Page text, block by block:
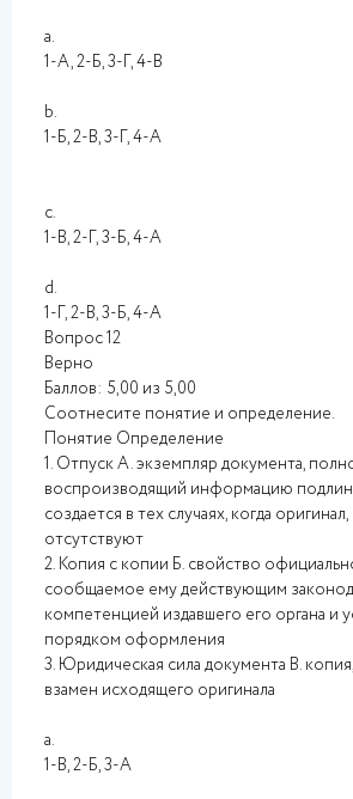
a.
1-А, 2-Б, 3-Г, 4-В
b.
1-Б, 2-В, 3-Г, 4-А
c.
1-В, 2-Г, 3-Б, 4-А
d.
1-Г, 2-В, 3-Б, 4-А
Вопрос 12
Верно
Баллов: 5,00 из 5,00
Соотнесите понятие и определение.
Понятие Определение
1. Отпуск А. экземпляр документа,
воспроизводящий информацию
создается в тех случаях, когда
отсутствуют
2. Копия с копии Б. свойство
сообщаемое ему действующим
компетенцией издавшего его органа и
порядком оформления
3. Юридическая сила документа В.
взамен исходящего оригинала
a.
1-В, 2-Б, 3-А